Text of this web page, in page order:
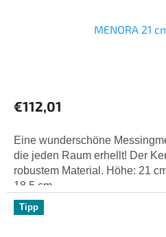
MENORA 21
Produktbewertung
5,0
von
5
Sternen.
€112,01
Eine wunderschöne
die jeden Raum erhellt! Der
robustem Material. Höhe: 21
18,5 cm
Tipp